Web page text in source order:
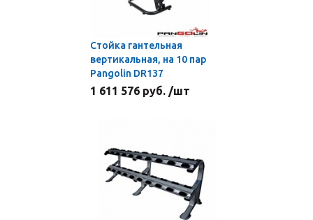
Стойка гантельная
вертикальная, на 10 пар
Pangolin DR137
1 611 576 руб. /шт